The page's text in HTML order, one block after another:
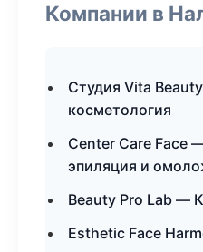
Компании в
Студия Vita
косметология
Center Care Face
эпиляция и
Beauty Pro Lab —
Esthetic Face